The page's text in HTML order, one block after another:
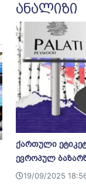
ანალიზი
ქართული
ევროპულ
19/09/2025